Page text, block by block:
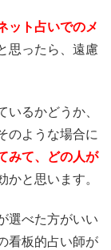
ット占いでのメ
思ったら、遠慮
いるかどうか、
のような場合に
みて、どの人が
かと思います。
選べた方がいい
看板的占い師が